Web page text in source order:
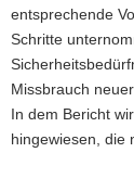
entsprechende
Schritte
Missbrauch
In dem Bericht
hingewiesen, die